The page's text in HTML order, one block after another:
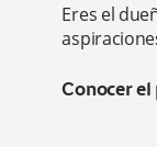
Eres el
Conocer